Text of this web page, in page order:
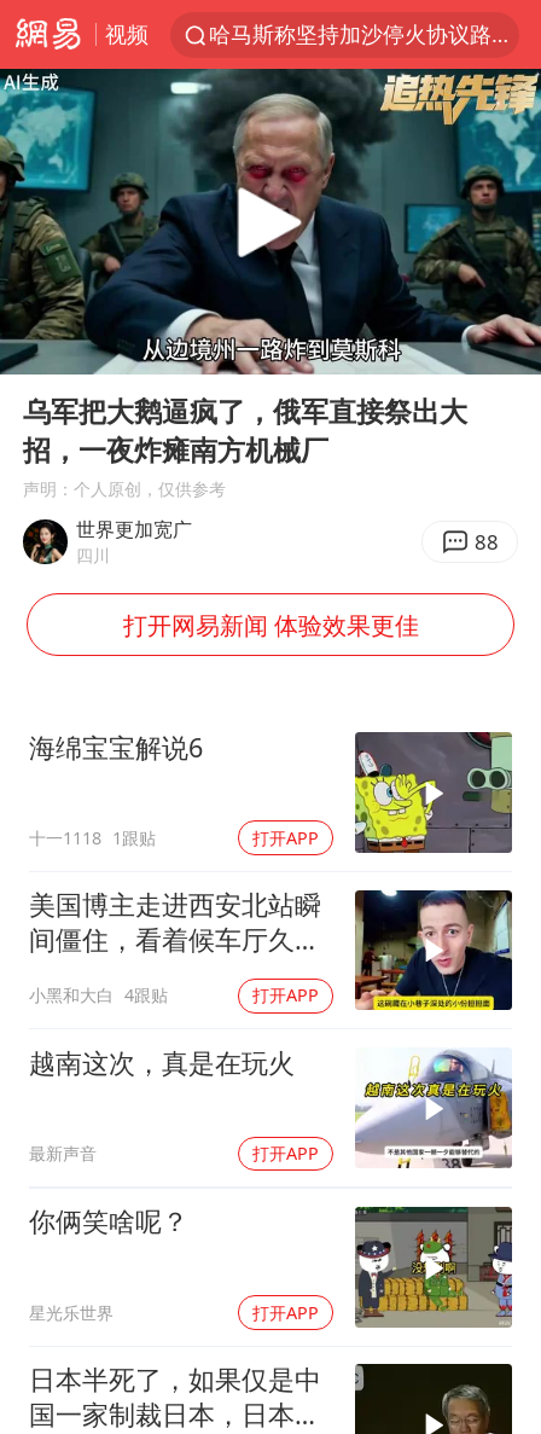
视频
哈马斯称坚持加沙停火协议路线图
浙江省甬江发生2026年第1号洪水
白海豚对华东华北影响会大于巴威
央视新主播李秋莹母校发文祝贺
独闯南太行的失联女生最后轨迹已确认
上门女婿出轨女邻居多年被判重婚罪
国足U17与阿森纳决赛取消 并列冠军
浙江近300条预警生效中 今夜大部暴雨
上海全力守护市民“菜篮子”
以军士兵把枪口对准中国记者
暑期研学游升温 在旅途中增长知识
猫咪过火把节被抹成黑猫
BLG经理辟谣Bin离队
“开学三件套”全线暴涨
总书记点赞的非遗苗绣焕发新生机
Play
00:00 00:58
乌军把大鹅逼疯了，俄军直接祭出大
招，一夜炸瘫南方机械厂
声明：个人原创，仅供参考
世界更加宽广
四川 88
打开网易新闻 体验效果更佳
海绵宝宝解说6
十一1118 1跟贴 打开APP
美国博主走进西安北站瞬
间僵住，看着候车厅久久
小黑和大白 4跟贴 打开APP
越南这次，真是在玩火
最新声音 打开APP
你俩笑啥呢？
星光乐世界 打开APP
日本半死了，如果仅是中
国一家制裁日本，日本可